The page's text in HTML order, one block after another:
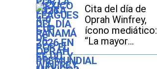
Cita del día de
Oprah Winfrey,
ícono mediático:
“La mayor
aventura que
puedes